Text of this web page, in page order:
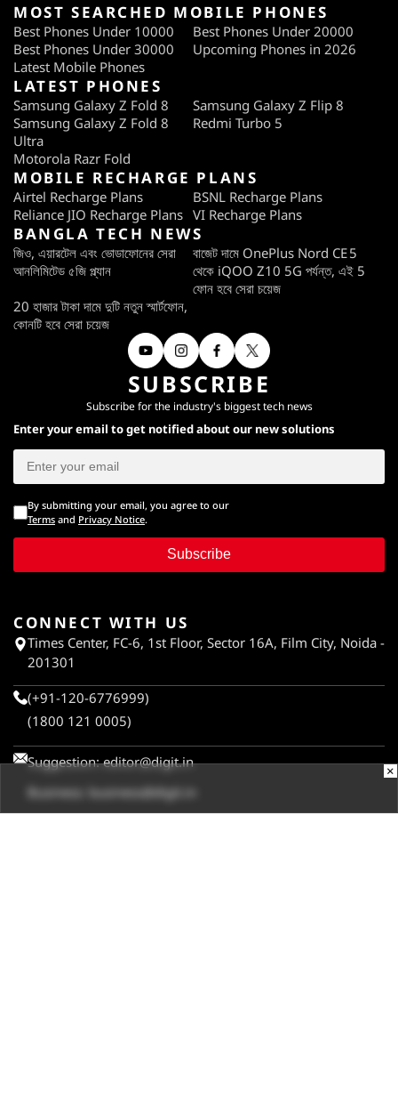
MOST SEARCHED MOBILE PHONES
Best Phones Under 10000
Best Phones Under 20000
Best Phones Under 30000
Upcoming Phones in 2026
Latest Mobile Phones
LATEST PHONES
Samsung Galaxy Z Fold 8
Samsung Galaxy Z Flip 8
Samsung Galaxy Z Fold 8
Ultra
Redmi Turbo 5
Motorola Razr Fold
MOBILE RECHARGE PLANS
Airtel Recharge Plans
BSNL Recharge Plans
Reliance JIO Recharge Plans VI Recharge Plans
BANGLA TECH NEWS
জিও, এয়ারটেল এবং ভোডাফোনের সেরা
আনলিমিটেড ৫জি প্ল্যান
বাজেট দামে OnePlus Nord CE 5
থেকে iQOO Z10 5G পর্যন্ত, এই 5
ফোন হবে সেরা চয়েজ
20 হাজার টাকা দামে দুটি নতুন স্মার্টফোন,
কোনটি হবে সেরা চয়েজ
SUBSCRIBE
Subscribe for the industry's biggest tech news
Enter your email to get notified about our new solutions
By submitting your email, you agree to our
Terms and Privacy Notice.
Subscribe
CONNECT WITH US
Times Center, FC-6, 1st Floor, Sector 16A, Film City, Noida -
201301
(+91-120-6776999)
(1800 121 0005)
Suggestion:editor@digit.in
Business: business@digit.in
×